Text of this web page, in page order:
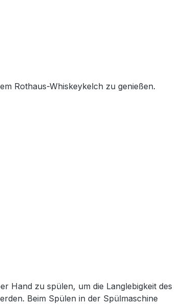
Rothaus-Whiskeykelch zu genießen.
Hand zu spülen, um die Langlebigkeit des
Beim Spülen in der Spülmaschine